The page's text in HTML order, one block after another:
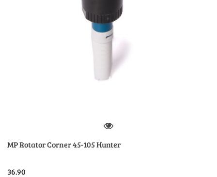
MP Rotator Corner 45-105 Hunter
36.90